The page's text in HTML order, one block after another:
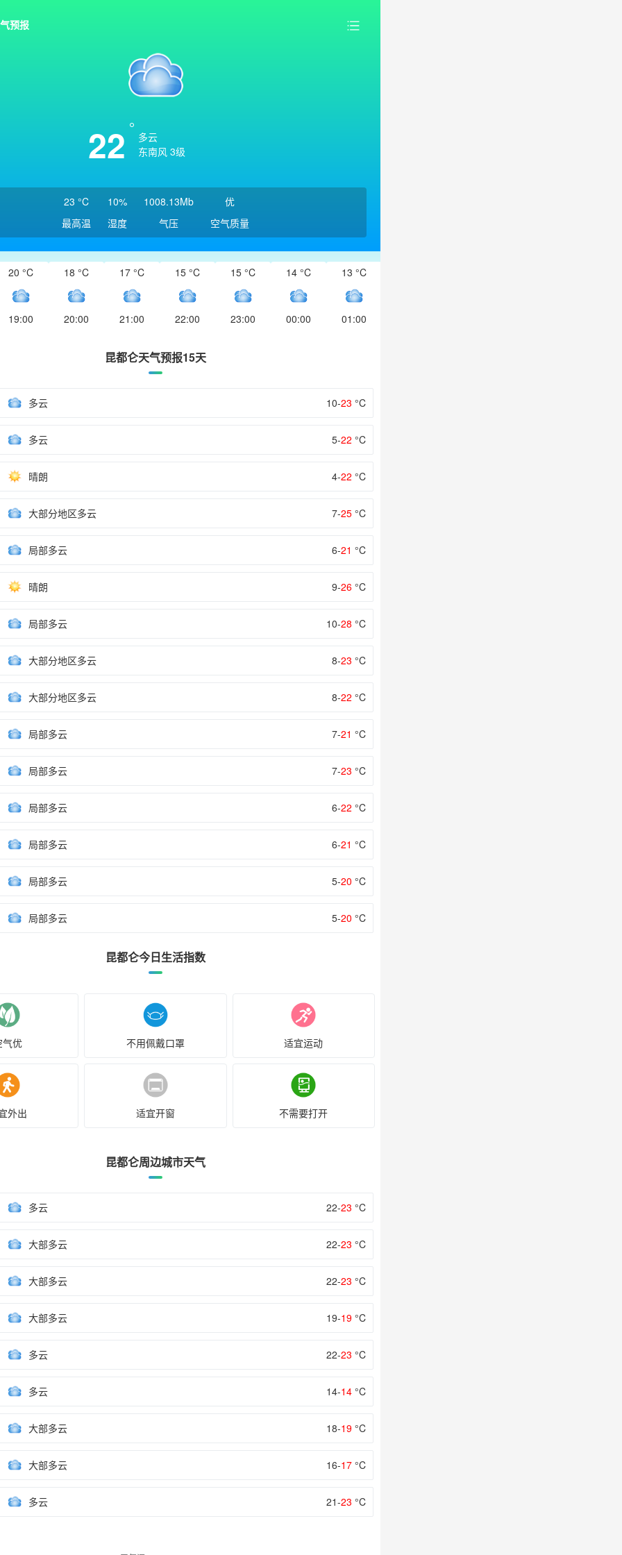
预报
22
多云
东南风 3级
23 °C
最高温
10%
湿度
1008.13Mb
气压
优
空气质量
20 °C
19:00
18 °C
20:00
17 °C
21:00
15 °C
22:00
15 °C
23:00
14 °C
00:00
13 °C
01:00
昆都仑天气预报15天
多云 10-23 °C
多云 5-22 °C
晴朗 4-22 °C
大部分地区多云 7-25 °C
局部多云 6-21 °C
晴朗 9-26 °C
局部多云 10-28 °C
大部分地区多云 8-23 °C
大部分地区多云 8-22 °C
局部多云 7-21 °C
局部多云 7-23 °C
局部多云 6-22 °C
局部多云 6-21 °C
局部多云 5-20 °C
局部多云 5-20 °C
昆都仑今日生活指数
气优 不用佩戴口罩 适宜运动
外出 适宜开窗 不需要打开
昆都仑周边城市天气
多云 22-23 °C
大部多云 22-23 °C
大部多云 22-23 °C
大部多云 19-19 °C
多云 22-23 °C
多云 14-14 °C
大部多云 18-19 °C
大部多云 16-17 °C
多云 21-23 °C